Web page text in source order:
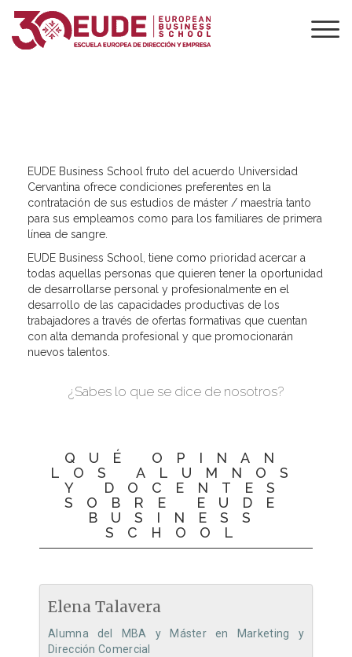
UNIVERSIDAD
EUDE Business School fruto del acuerdo Universidad
Cervantina ofrece condiciones preferentes en la
contratación de sus estudios de máster / maestría tanto
para sus empleamos como para los familiares de primera
línea de sangre.
EUDE Business School, tiene como prioridad acercar a
todas aquellas personas que quieren tener la oportunidad
de desarrollarse personal y profesionalmente en el
desarrollo de las capacidades productivas de los
trabajadores a través de ofertas formativas que cuentan
con alta demanda profesional y que promocionarán
nuevos talentos.
¿Sabes lo que se dice de nosotros?
QUÉ OPINAN
LOS ALUMNOS
Y DOCENTES
SOBRE EUDE
BUSINESS
SCHOOL
Elena Talavera
Alumna del MBA y Máster en Marketing y
Dirección Comercial